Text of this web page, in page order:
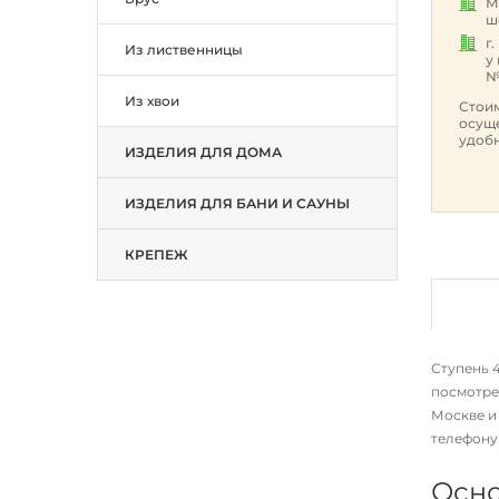
Из лиственницы
Из хвои
ИЗДЕЛИЯ ДЛЯ ДОМА
ИЗДЕЛИЯ ДЛЯ БАНИ И САУНЫ
КРЕПЕЖ
у
Ступень
Москве и